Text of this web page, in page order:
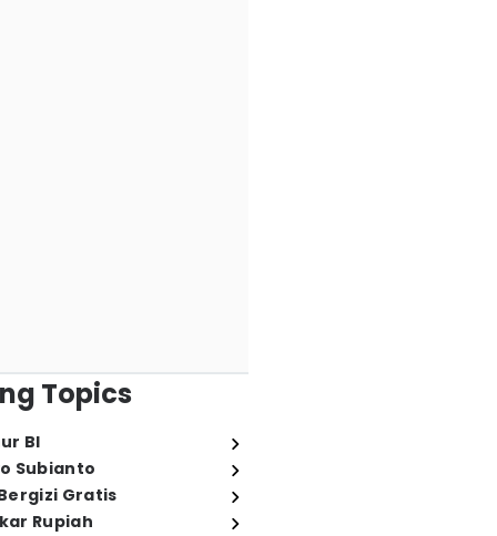
Topics
BI
Subianto
Gratis
Rupiah